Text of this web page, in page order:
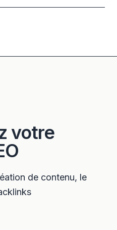
votre
de contenu, le